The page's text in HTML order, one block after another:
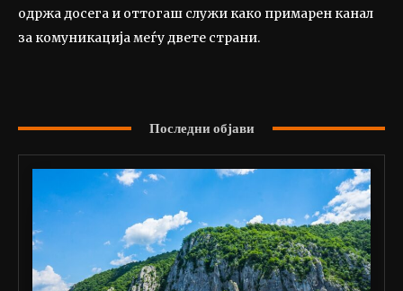
одржа досега и оттогаш служи како примарен канал
за комуникација меѓу двете страни.
Последни објави